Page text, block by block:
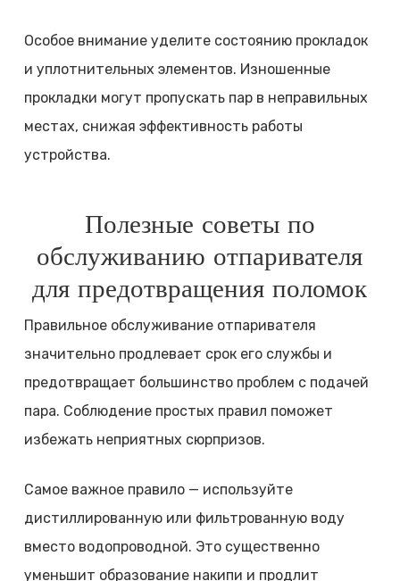
Особое внимание уделите состоянию прокладок
и уплотнительных элементов. Изношенные
прокладки могут пропускать пар в неправильных
местах, снижая эффективность работы
устройства.
Полезные советы по
обслуживанию отпаривателя
для предотвращения поломок
Правильное обслуживание отпаривателя
значительно продлевает срок его службы и
предотвращает большинство проблем с подачей
пара. Соблюдение простых правил поможет
избежать неприятных сюрпризов.
Самое важное правило — используйте
дистиллированную или фильтрованную воду
вместо водопроводной. Это существенно
уменьшит образование накипи и продлит